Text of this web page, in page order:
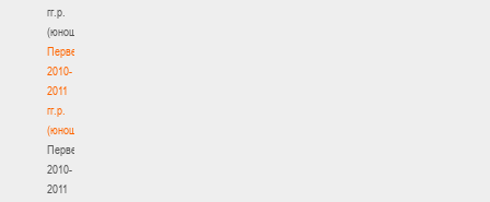
гг.р.
(юноши)
Первенство
2010-
2011
гг.р.
(юноши)
Первенство
2010-
2011